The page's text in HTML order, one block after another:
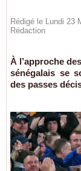
Rédigé le Lundi 23
Rédaction
À l’approche
sénégalais se
des passes